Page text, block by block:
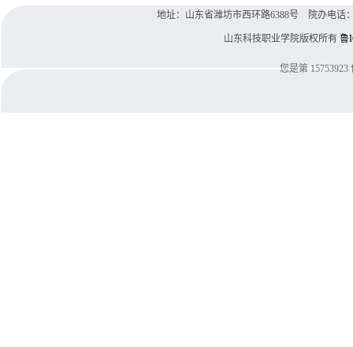
地址：山东省潍坊市西环路6388号 院办电话
山东科技职业学院版权所有 鲁
您是第 15753923